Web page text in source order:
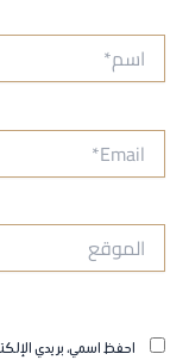
احفظ اسمي، بريدي